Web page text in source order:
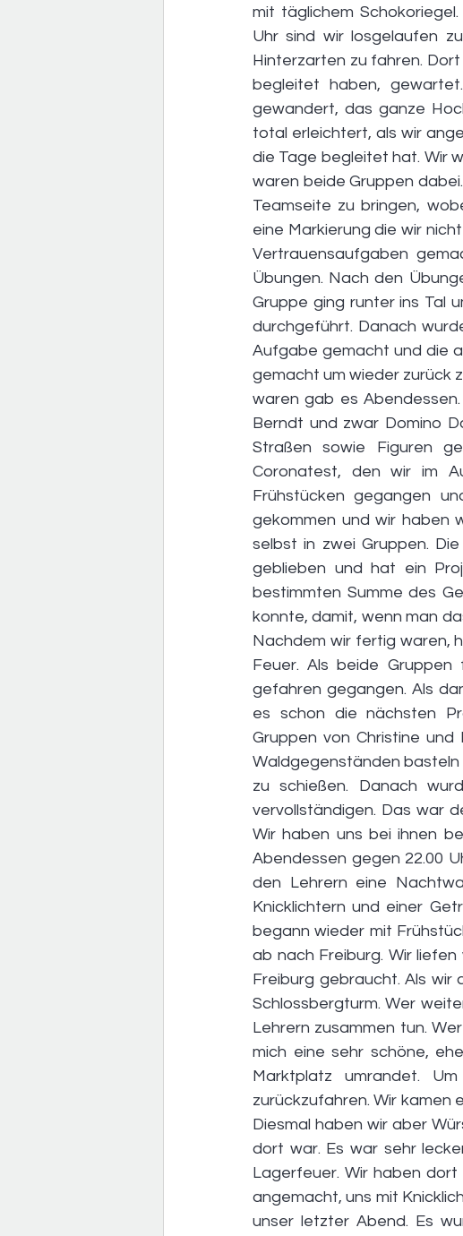
mit täglichem
Uhr sind wir losgelaufen
Hinterzarten zu fahren.
begleitet haben,
gewandert, das ganze
total erleichtert, als wir
die Tage begleitet hat. Wir
waren beide Gruppen
Teamseite zu bringen,
eine Markierung die wir
Vertrauensaufgaben
Übungen. Nach den
Gruppe ging runter ins Tal
durchgeführt. Danach
Aufgabe gemacht und die
gemacht um wieder zurück
waren gab es
Berndt und zwar Domino
Straßen sowie Figuren
Coronatest, den wir im
Frühstücken gegangen
gekommen und wir haben
selbst in zwei Gruppen.
geblieben und hat ein
bestimmten Summe des
konnte, damit, wenn man
Nachdem wir fertig waren,
Feuer. Als beide
gefahren gegangen. Als
es schon die nächsten
Gruppen von Christine
Waldgegenständen
zu schießen. Danach
vervollständigen. Das war
Wir haben uns bei ihnen
Abendessen gegen 22.00
den Lehrern eine
Knicklichtern und einer
begann wieder mit
ab nach Freiburg. Wir
Freiburg gebraucht. Als wir
Schlossbergturm. Wer
Lehrern zusammen tun.
mich eine sehr schöne,
Marktplatz umrandet.
zurückzufahren. Wir
Diesmal haben wir aber
dort war. Es war sehr
Lagerfeuer. Wir haben
angemacht, uns mit
unser letzter Abend. Es